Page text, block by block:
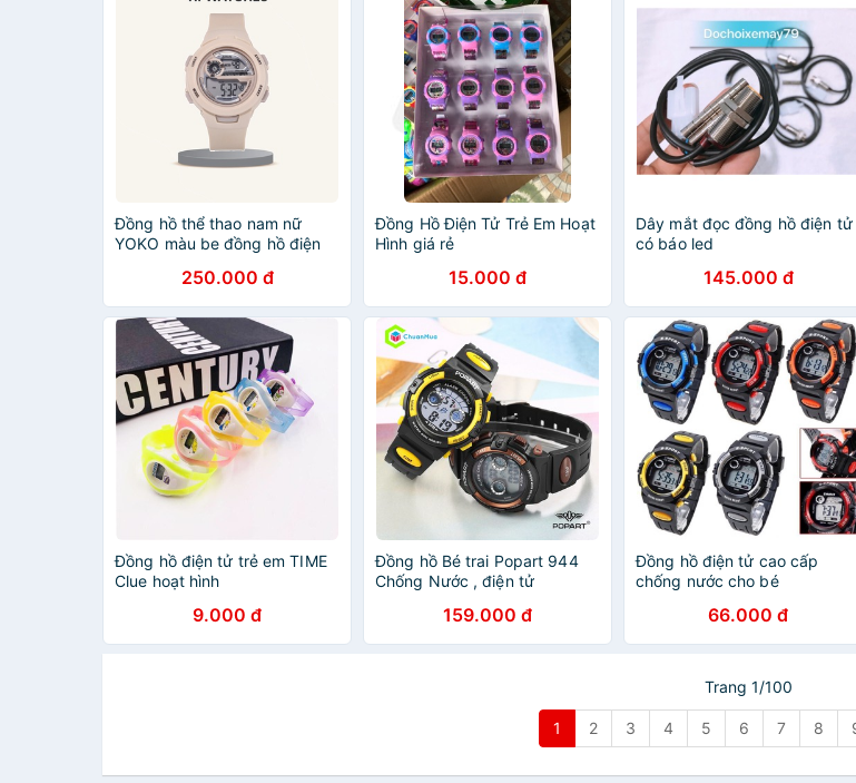
Đồng hồ thể thao nam nữ
YOKO màu be đồng hồ điện
35mm kèm bấm giờ, báo thức
điện tử
250.000 đ
Đồng Hồ Điện Tử Trẻ Em Hoạt
Hình giá rẻ
15.000 đ
Dây mắt đọc đồng hồ điện tử
có báo led
145.000 đ
Đồng hồ điện tử trẻ em TIME
Clue hoạt hình
9.000 đ
Đồng hồ Bé trai Popart 944
Chống Nước , điện tử
159.000 đ
Đồng hồ điện tử cao cấp
chống nước cho bé
66.000 đ
Trang 1/100
1 2 3 4 5 6 7 8